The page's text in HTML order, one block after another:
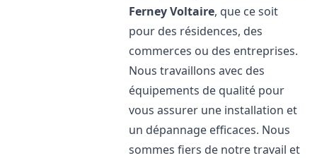
Ferney Voltaire, que ce soit
pour des résidences, des
commerces ou des entreprises.
Nous travaillons avec des
équipements de qualité pour
vous assurer une installation et
un dépannage efficaces. Nous
sommes fiers de notre travail et